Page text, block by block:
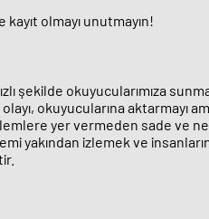
olmayı unutmayın!
şekilde okuyucularımıza
okuyucularına aktarmayı
yer vermeden sade ve
yakından izlemek ve